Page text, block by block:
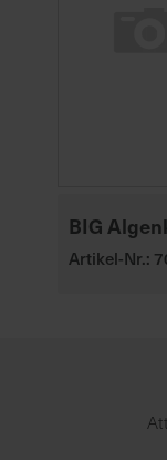
BIG
Artikel-Nr.: